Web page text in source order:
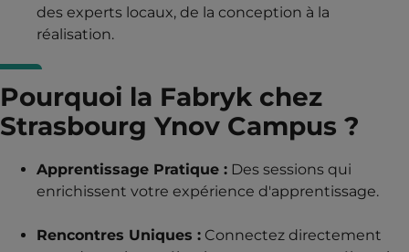
des experts locaux, de la conception à la
réalisation.
Pourquoi la Fabryk chez
Strasbourg Ynov Campus ?
Apprentissage Pratique : Des sessions qui
enrichissent votre expérience d'apprentissage.
Rencontres Uniques : Connectez directement